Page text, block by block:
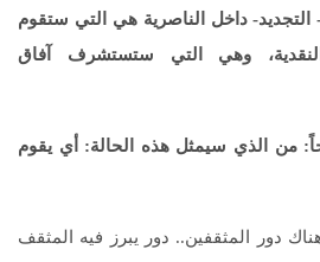
التجديد- داخل الناصرية هي التي ستقوم
النقدية، وهي التي ستستشرف آفاق
من الذي سيمثل هذه الحالة: أي يقوم
دور المثقفين.. دور يبرز فيه المثقف